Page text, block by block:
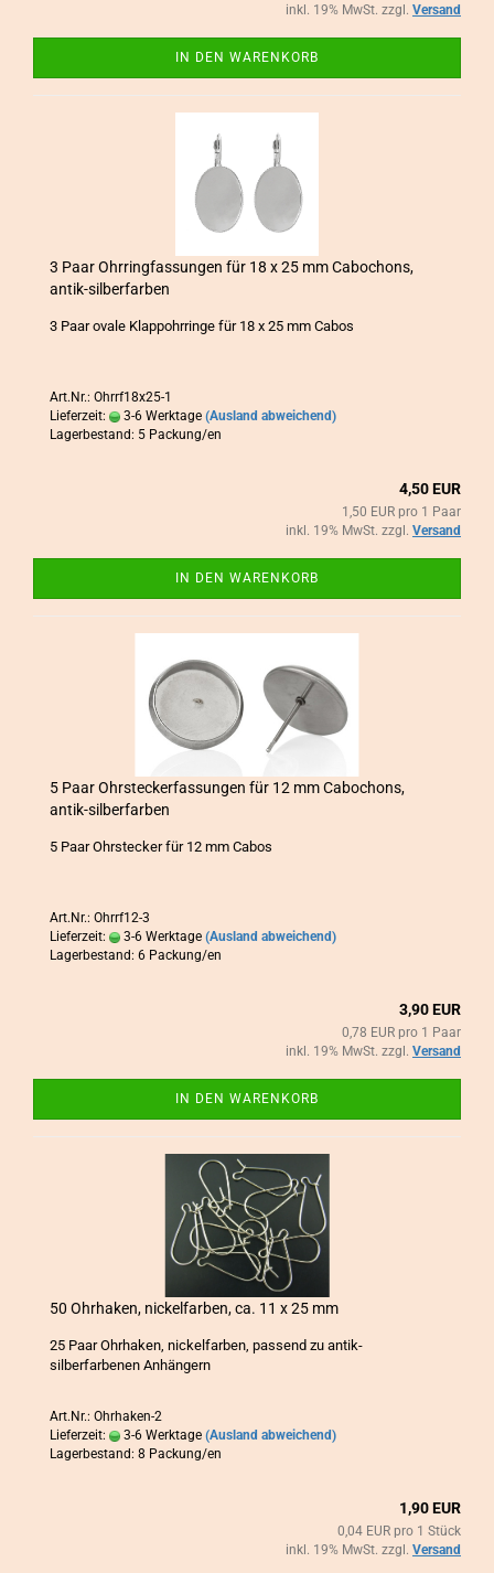
inkl. 19% MwSt. zzgl. Versand
IN DEN WARENKORB
3 Paar Ohr­ring­fas­sun­gen für 18 x 25 mm Ca­bo­chons,
antik-​​sil­ber­far­ben
3 Paar ovale Klapp­ohr­rin­ge für 18 x 25 mm Cabos
Art.Nr.: Ohrrf18x25-1
Lieferzeit:
3-6 Werktage (Ausland abweichend)
Lagerbestand: 5 Packung/en
4,50 EUR
1,50 EUR pro 1 Paar
inkl. 19% MwSt. zzgl. Versand
IN DEN WARENKORB
5 Paar Ohr­ste­cker­fas­sun­gen für 12 mm Ca­bo­chons,
antik-​​sil­ber­far­ben
5 Paar Ohr­ste­cker für 12 mm Cabos
Art.Nr.: Ohrrf12-3
Lieferzeit:
3-6 Werktage (Ausland abweichend)
Lagerbestand: 6 Packung/en
3,90 EUR
0,78 EUR pro 1 Paar
inkl. 19% MwSt. zzgl. Versand
IN DEN WARENKORB
50 Ohr­ha­ken, ni­ckel­far­ben, ca. 11 x 25 mm
25 Paar Ohr­ha­ken, ni­ckel­far­ben, pas­send zu antik-​
silberfarbenen An­hän­gern
Art.Nr.: Ohrhaken-2
Lieferzeit:
3-6 Werktage (Ausland abweichend)
Lagerbestand: 8 Packung/en
1,90 EUR
0,04 EUR pro 1 Stück
inkl. 19% MwSt. zzgl. Versand